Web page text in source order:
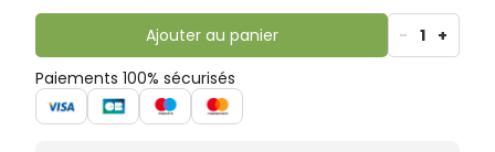
Ajouter au panier - 1 +
Paiements 100% sécurisés